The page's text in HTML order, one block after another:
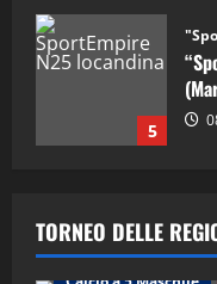
1
TORNEO DELLE